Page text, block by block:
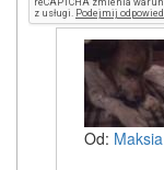
Od: Maksia